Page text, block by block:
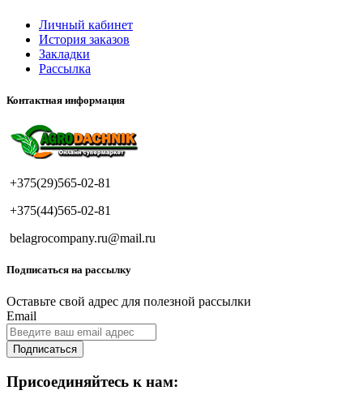
Личный кабинет
История заказов
Закладки
Рассылка
Контактная информация
+375(29)565-02-81
+375(44)565-02-81
belagrocompany.ru@mail.ru
Подписаться на рассылку
Оставьте свой адрес для полезной рассылки
Email
Подписаться
Присоединяйтесь к нам: